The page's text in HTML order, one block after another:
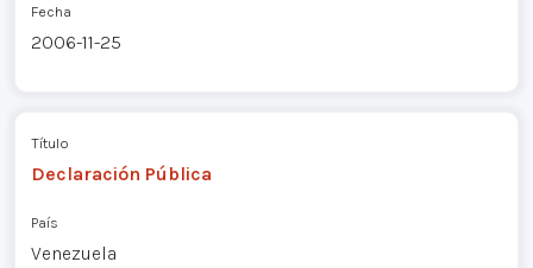
Fecha
2006-11-25
Título
Declaración Pública
País
Venezuela